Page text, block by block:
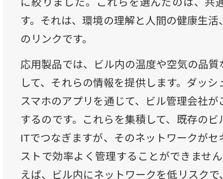
す。それは、環境の理解と人間の健康生
のリンクです。
応用製品では、ビル内の温度や空気の品
して、それらの情報を提供します。ダッ
スマホのアプリを通じて、ビル管理会社
するのです。これらを集積して、既存の
ITでつなぎますが、そのネットワークが
ストで効率よく管理することができませ
えば、ビル内にネットワークを低リスク